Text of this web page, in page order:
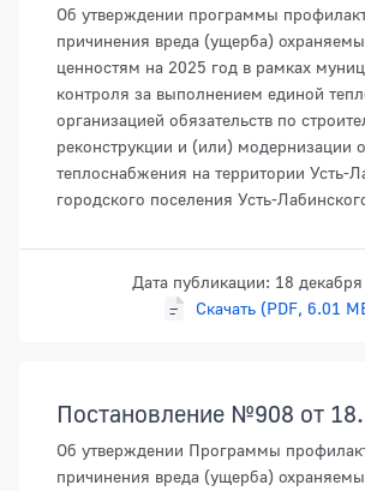
Об утверждении программы
причинения вреда (ущерба)
ценностям на 2025 год в рамках
контроля за выполнением единой
организацией обязательств по
реконструкции и (или) модернизации
теплоснабжения на территории Усть-
городского поселения Усть-
Дата публикации: 18
Скачать (PDF, 6.01
Постановление №908 от
Об утверждении Программы
причинения вреда (ущерба)